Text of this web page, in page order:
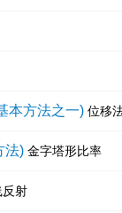
本方法之一) 位移
法) 金字塔形比率
反射